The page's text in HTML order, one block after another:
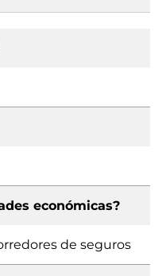
económicas?
de seguros